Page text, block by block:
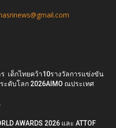
เด็กไทยคว้า10รางวัลการแข่งขัน
ดับโลก 2026AIMO ณประเทศ
AWARDS 2026 และ ATTOF